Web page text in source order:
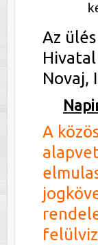
Az
Hivatal
Novaj,
A